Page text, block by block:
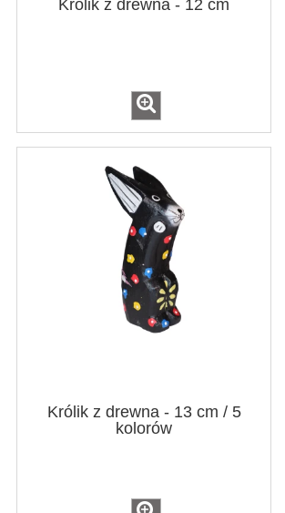
Królik z drewna - 12 cm
Królik z drewna - 13 cm / 5
kolorów